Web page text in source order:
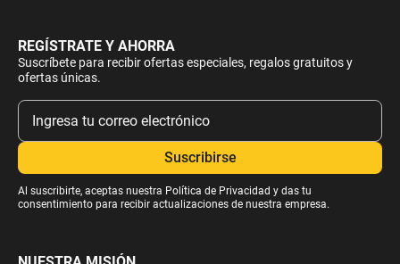
REGÍSTRATE Y AHORRA
Suscríbete para recibir ofertas especiales, regalos gratuitos y
ofertas únicas.
Al suscribirte, aceptas nuestra Política de Privacidad y das tu
consentimiento para recibir actualizaciones de nuestra empresa.